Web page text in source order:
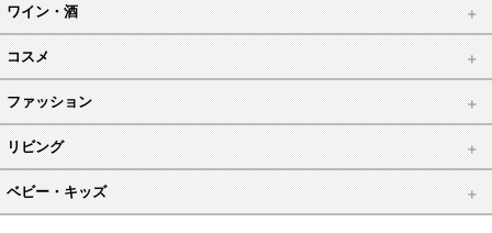
ワイン・酒
コスメ
ファッション
リビング
ベビー・キッズ